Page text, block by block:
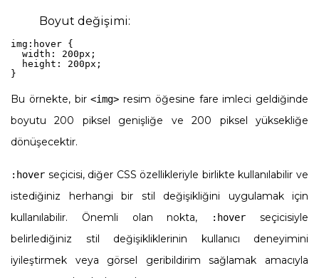
Boyut değişimi:
img:hover {
  width: 200px;
  height: 200px;
}
Bu örnekte, bir<img> resim öğesine fare imleci geldiğinde
boyutu 200 piksel genişliğe ve 200 piksel yüksekliğe
dönüşecektir.
:hover seçicisi, diğer CSS özellikleriyle birlikte kullanılabilir ve
istediğiniz herhangi bir stil değişikliğini uygulamak için
kullanılabilir. Önemli olan nokta,
:hover seçicisiyle
belirlediğiniz stil değişikliklerinin kullanıcı deneyimini
iyileştirmek veya görsel geribildirim sağlamak amacıyla